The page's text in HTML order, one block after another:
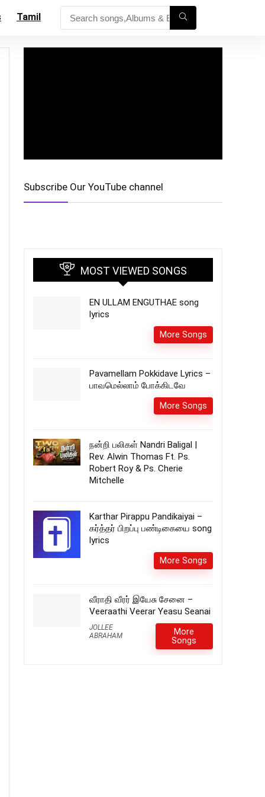
Tamil
Subscribe Our YouTube channel
MOST VIEWED SONGS
EN ULLAM ENGUTHAE song
lyrics
More Songs
Pavamellam Pokkidave Lyrics –
பாவமெல்லாம் போக்கிடவே
More Songs
நன்றி பலிகள் Nandri Baligal |
Rev. Alwin Thomas Ft. Ps.
Robert Roy & Ps. Cherie
Mitchelle
Karthar Pirappu Pandikaiyai –
கர்த்தர் பிறப்பு பண்டிகையை song
lyrics
More Songs
வீராதி வீரர் இயேசு சேனை –
Veeraathi Veerar Yeasu Seanai
JOLLEE
ABRAHAM
More
Songs